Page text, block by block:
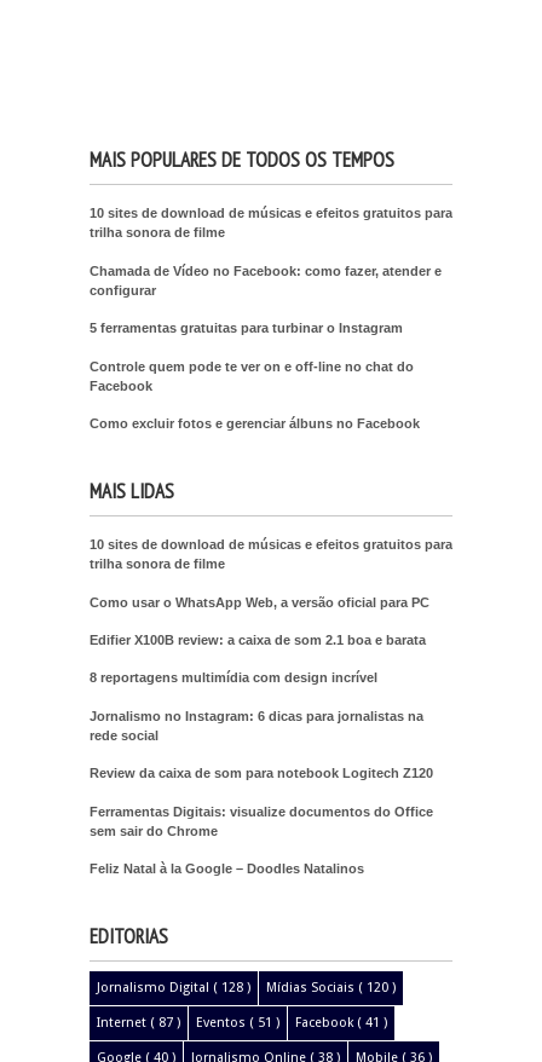
MAIS POPULARES DE TODOS OS TEMPOS
10 sites de download de músicas e efeitos gratuitos para
trilha sonora de filme
Chamada de Vídeo no Facebook: como fazer, atender e
configurar
5 ferramentas gratuitas para turbinar o Instagram
Controle quem pode te ver on e off-line no chat do
Facebook
Como excluir fotos e gerenciar álbuns no Facebook
MAIS LIDAS
10 sites de download de músicas e efeitos gratuitos para
trilha sonora de filme
Como usar o WhatsApp Web, a versão oficial para PC
Edifier X100B review: a caixa de som 2.1 boa e barata
8 reportagens multimídia com design incrível
Jornalismo no Instagram: 6 dicas para jornalistas na
rede social
Review da caixa de som para notebook Logitech Z120
Ferramentas Digitais: visualize documentos do Office
sem sair do Chrome
Feliz Natal à la Google – Doodles Natalinos
EDITORIAS
Jornalismo Digital ( 128 ) Mídias Sociais ( 120 )
Internet ( 87 ) Eventos ( 51 ) Facebook ( 41 )
Google ( 40 ) Jornalismo Online ( 38 ) Mobile ( 36 )